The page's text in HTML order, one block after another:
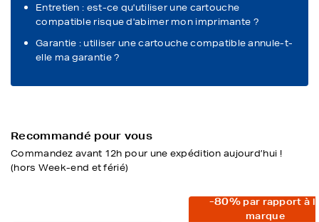
Entretien : est-ce qu'utiliser une cartouche
compatible risque d'abimer mon imprimante ?
Garantie : utiliser une cartouche compatible annule-t-
elle ma garantie ?
Recommandé pour vous
Commandez avant 12h pour une expédition aujourd’hui !
(hors Week-end et férié)
-80% par rapport à
marque